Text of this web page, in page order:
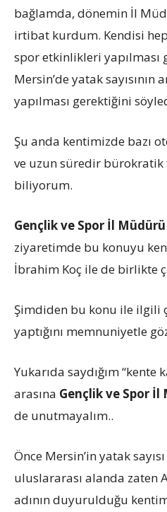
bağlamda, dönemin İl
irtibat kurdum. Kendisi
spor etkinlikleri
Mersin’de yatak sayısının
yapılması gerektiğini
Şu anda kentimizde bazı
ve uzun süredir bürokratik
biliyorum.
Gençlik ve Spor İl
ziyaretimde bu konuyu
İbrahim Koç ile de birlikte
Şimdiden bu konu ile ilgili
yaptığını memnuniyetle
Yukarıda saydığım “kente
arasına Gençlik ve Spor İl
de unutmayalım..
Önce Mersin’in yatak
uluslararası alanda zaten
adının duyurulduğu